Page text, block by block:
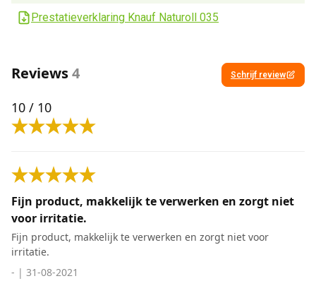
Prestatieverklaring Knauf Naturoll 035
Reviews4 Schrijf review
10 / 10
Fijn product, makkelijk te verwerken en zorgt niet
voor irritatie.
Fijn product, makkelijk te verwerken en zorgt niet voor
irritatie.
- | 31-08-2021